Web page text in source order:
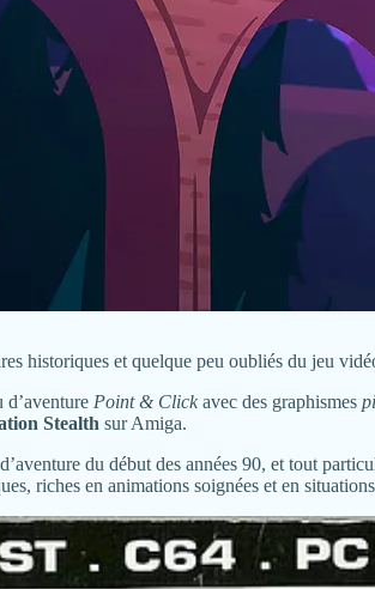
historiques et quelque peu oubliés du jeu
d’aventure Point & Click avec des graphismes
Stealth sur Amiga.
du début des années 90, et tout
riches en animations soignées et en